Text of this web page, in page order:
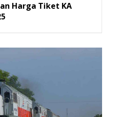
Harga Tiket KA